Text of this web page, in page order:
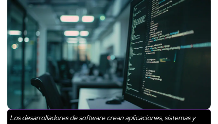
Los desarrolladores de software crean aplicaciones, sistemas y